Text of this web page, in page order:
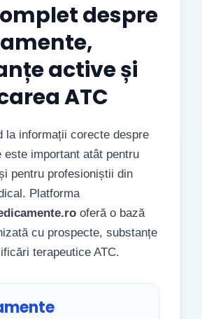
despre
active și
ATC
la informații corecte despre
este important atât pentru
pentru profesioniștii din
Platforma
oferă o bază
cu prospecte, substanțe
terapeutice ATC.